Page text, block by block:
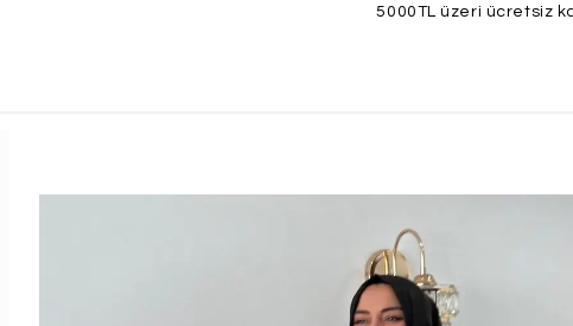
5000TL üzeri ücretsiz